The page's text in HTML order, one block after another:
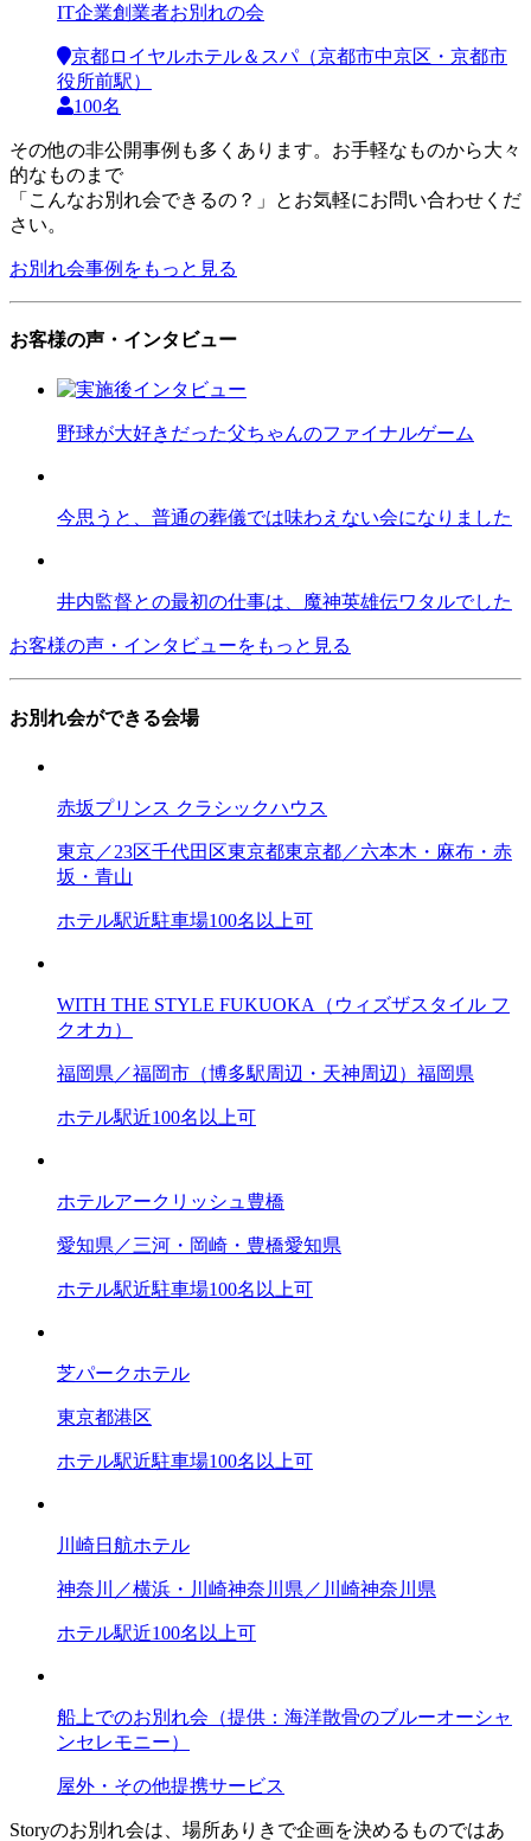
IT企業創業者お別れの会
京都ロイヤルホテル＆スパ（京都市中京区・京都市
役所前駅）
100名
その他の非公開事例も多くあります。お手軽なものから大々
的なものまで
「こんなお別れ会できるの？」とお気軽にお問い合わせくだ
さい。
お別れ会事例をもっと見る
お客様の声・インタビュー
野球が大好きだった父ちゃんのファイナルゲーム
今思うと、普通の葬儀では味わえない会になりました
井内監督との最初の仕事は、魔神英雄伝ワタルでした
お客様の声・インタビューをもっと見る
お別れ会ができる会場
赤坂プリンス クラシックハウス
東京／23区千代田区東京都東京都／六本木・麻布・赤
坂・青山
ホテル駅近駐車場100名以上可
WITH THE STYLE FUKUOKA（ウィズザスタイル フ
クオカ）
福岡県／福岡市（博多駅周辺・天神周辺） 福岡県
ホテル駅近100名以上可
ホテルアークリッシュ豊橋
愛知県／三河・岡崎・豊橋愛知県
ホテル駅近駐車場100名以上可
芝パークホテル
東京都港区
ホテル駅近駐車場100名以上可
川崎日航ホテル
神奈川／横浜・川崎神奈川県／川崎神奈川県
ホテル駅近100名以上可
船上でのお別れ会（提供：海洋散骨のブルーオーシャ
ンセレモニー）
屋外・その他提携サービス
Storyのお別れ会は、場所ありきで企画を決めるものではあ